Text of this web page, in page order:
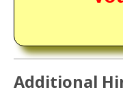
Additional